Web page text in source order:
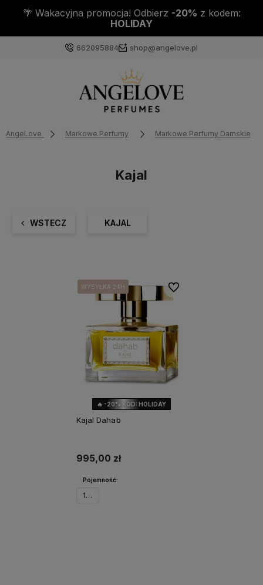
DO KAŻDEJ PACZKI PRÓBKA PERFUM
662095884 shop@angelove.pl
AngeLove Markowe Perfumy Markowe Perfumy Damskie
Kajal
WSTECZ KAJAL
🔥 -20% KOD: HOLIDAY
WYSYŁKA 24H
WYSYŁKA 24H
Kajal Dahab
995,00 zł
Pojemność:
100ml
Do ulubionych